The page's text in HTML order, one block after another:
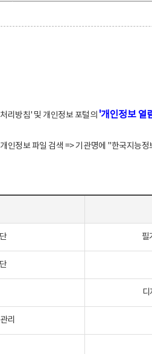
리방침' 및 개인정보 포털의 '개인정보 열
정보 파일 검색 => 기관명에 "한국지능
필
디
리